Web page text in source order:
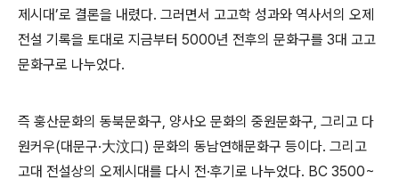
제시대’로 결론을 내렸다. 그러면서 고고학 성과와 역사서의 오제
전설 기록을 토대로 지금부터 5000년 전후의 문화구를 3대 고고
문화구로 나누었다.
즉 훙산문화의 동북문화구, 양사오 문화의 중원문화구, 그리고 다
원커우(대문구·大汶口) 문화의 동남연해문화구 등이다. 그리고
고대 전설상의 오제시대를 다시 전·후기로 나누었다. BC 3500~